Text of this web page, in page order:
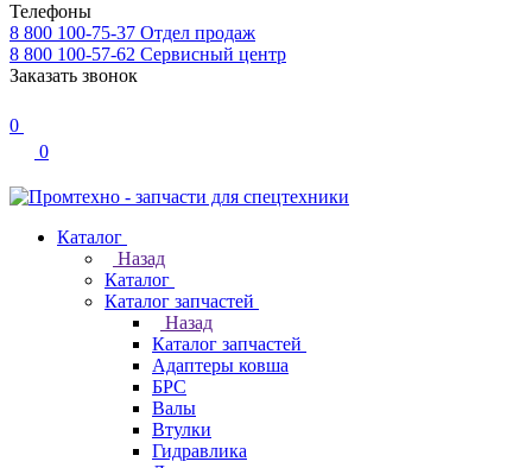
Телефоны
8 800 100-75-37 Отдел продаж
8 800 100-57-62 Сервисный центр
Заказать звонок
0
0
Каталог
Назад
Каталог
Каталог запчастей
Назад
Каталог запчастей
Адаптеры ковша
БРС
Валы
Втулки
Гидравлика